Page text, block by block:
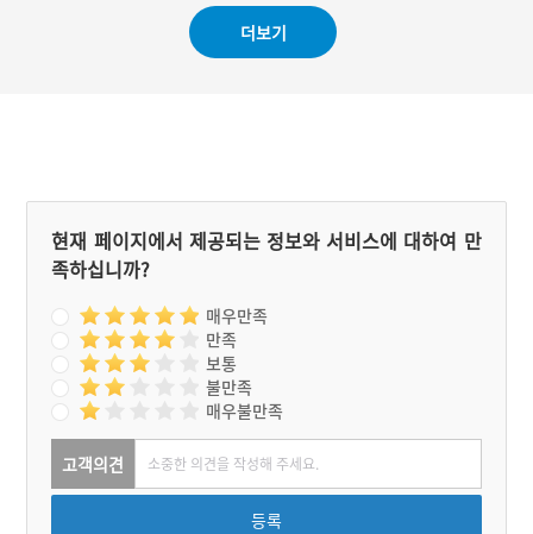
더보기
현재 페이지에서 제공되는 정보와 서비스에 대하여 만
족하십니까?
매우만족
만족
보통
불만족
매우불만족
고객의견
등록